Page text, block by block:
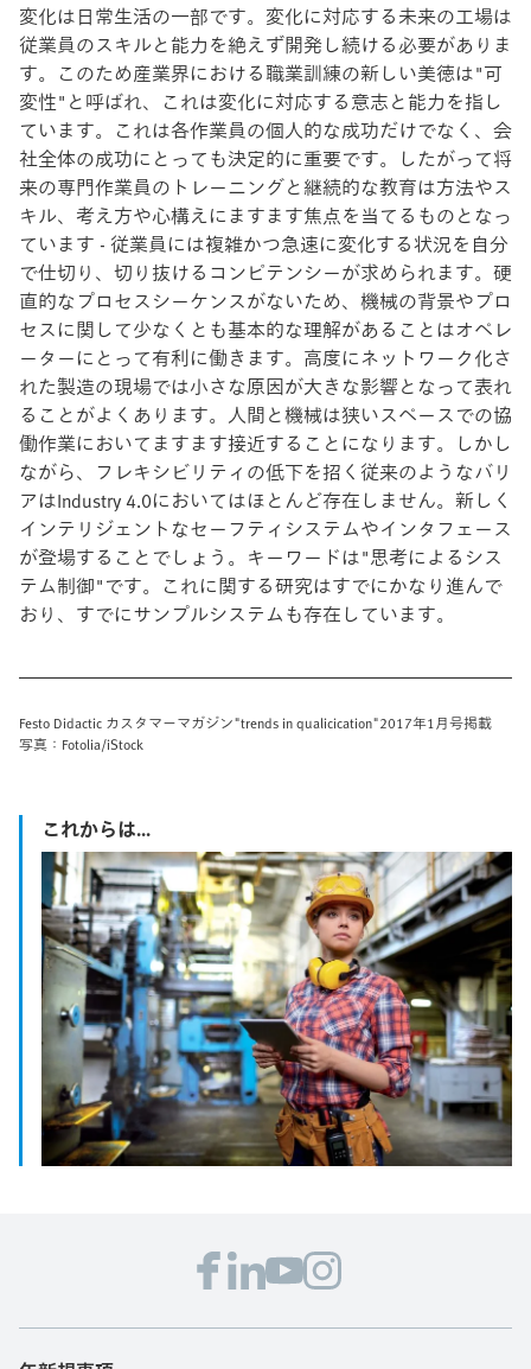
変化は日常生活の一部です。変化に対応する未来の工場は
従業員のスキルと能力を絶えず開発し続ける必要がありま
す。このため産業界における職業訓練の新しい美徳は"可
変性"と呼ばれ、これは変化に対応する意志と能力を指し
ています。これは各作業員の個人的な成功だけでなく、会
社全体の成功にとっても決定的に重要です。したがって将
来の専門作業員のトレーニングと継続的な教育は方法やス
キル、考え方や心構えにますます焦点を当てるものとなっ
ています - 従業員には複雑かつ急速に変化する状況を自分
で仕切り、切り抜けるコンピテンシーが求められます。硬
直的なプロセスシーケンスがないため、機械の背景やプロ
セスに関して少なくとも基本的な理解があることはオペレ
ーターにとって有利に働きます。高度にネットワーク化さ
れた製造の現場では小さな原因が大きな影響となって表れ
ることがよくあります。人間と機械は狭いスペースでの協
働作業においてますます接近することになります。しかし
ながら、フレキシビリティの低下を招く従来のようなバリ
アはIndustry 4.0においてはほとんど存在しません。新しく
インテリジェントなセーフティシステムやインタフェース
が登場することでしょう。キーワードは"思考によるシス
テム制御"です。これに関する研究はすでにかなり進んで
おり、すでにサンプルシステムも存在しています。
Festo Didactic カスタマーマガジン"trends in qualicication"2017年1月号掲載
写真：Fotolia/iStock
これからは...